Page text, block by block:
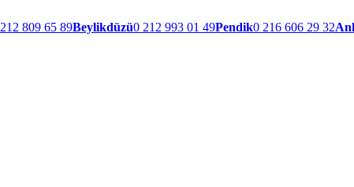
809 65 89Beylikdüzü0 212 993 01 49Pendik0 216 606 29 32